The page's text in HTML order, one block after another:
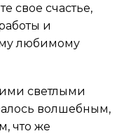
свое счастье,
и
любимому
светлыми
волшебным,
что же